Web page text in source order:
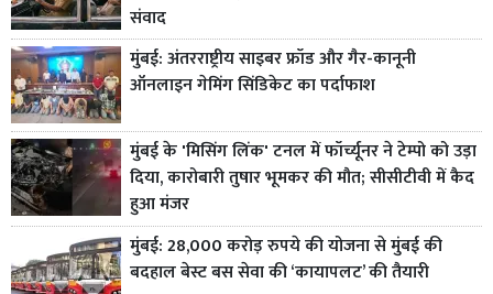
संवाद
मुंबई: अंतरराष्ट्रीय साइबर फ्रॉड और गैर-कानूनी
ऑनलाइन गेमिंग सिंडिकेट का पर्दाफाश
मुंबई के 'मिसिंग लिंक' टनल में फॉर्च्यूनर ने टेम्पो को उड़ा
दिया, कारोबारी तुषार भूमकर की मौत; सीसीटीवी में कैद
हुआ मंजर
मुंबई: 28,000 करोड़ रुपये की योजना से मुंबई की
बदहाल बेस्ट बस सेवा की ‘कायापलट’ की तैयारी